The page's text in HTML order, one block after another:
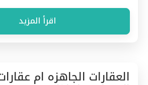
اقرأ المزيد
العقارات الجاهزه ام